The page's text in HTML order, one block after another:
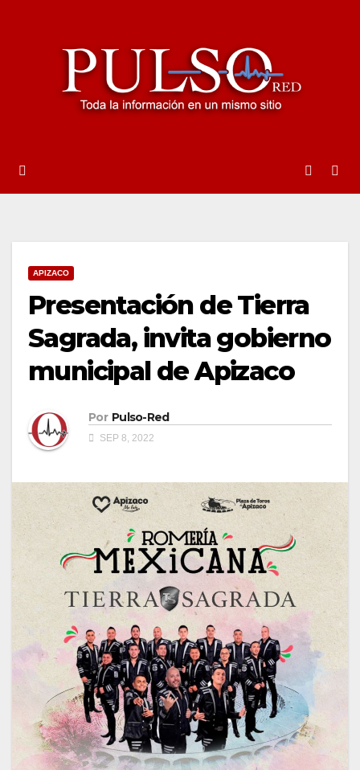
APIZACO
Presentación de Tierra
Sagrada, invita gobierno
municipal de Apizaco
Por Pulso-Red
SEP 8, 2022